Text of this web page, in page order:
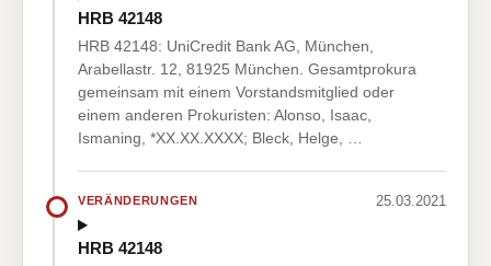
HRB 42148
HRB 42148: UniCredit Bank AG, München,
Arabellastr. 12, 81925 München. Gesamtprokura
gemeinsam mit einem Vorstandsmitglied oder
einem anderen Prokuristen: Alonso, Isaac,
Ismaning, *XX.XX.XXXX; Bleck, Helge, …
VERÄNDERUNGEN 25.03.2021
HRB 42148